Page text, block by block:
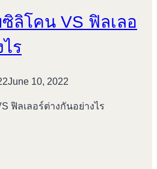
ลิโคน VS ฟิลเลอ
ร
June 10, 2022
ฟิลเลอร์ต่างกันอย่างไร